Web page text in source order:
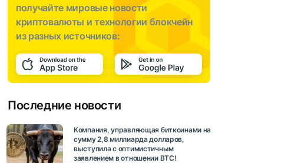
получайте мировые новости
криптовалюты и технологии блокчейн
из разных источников:
Последние новости
Компания, управляющая биткоинами на
сумму 2,8 миллиарда долларов,
выступила с оптимистичным
заявлением в отношении BTC!